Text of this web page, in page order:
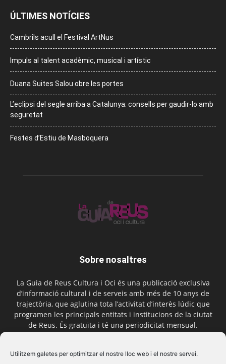
Utilitzem galetes per optimitzar el nostre lloc web i el nostre servei.
ÚLTIMES NOTÍCIES
Cambrils acull el Festival ArtNus
Impuls al talent acadèmic, musical i artístic
Duana Suites Salou obre les portes
L’eclipsi del segle arriba a Catalunya: consells per gaudir-lo amb
seguretat
Festes d’Estiu de Masboquera
Sobre nosaltres
La Guia de Reus Cultura i Oci és una publicació exclusiva
d’informació cultural i de serveis amb més de 10 anys de
trajectòria, que aglutina tota l’activitat d’interès lúdic que
programen les principals entitats i institucions de la ciutat
de Reus. És gratuïta i té una periodicitat mensual.